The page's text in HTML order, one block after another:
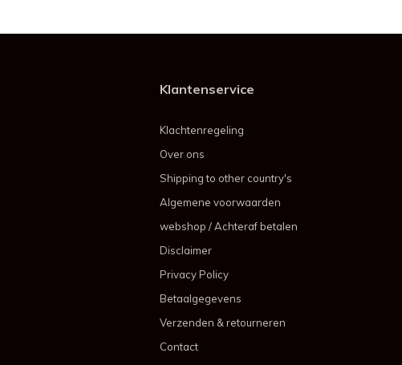
Klantenservice
Klachtenregeling
Over ons
Shipping to other country's
Algemene voorwaarden
webshop / Achteraf betalen
Disclaimer
Privacy Policy
Betaalgegevens
Verzenden & retourneren
Contact